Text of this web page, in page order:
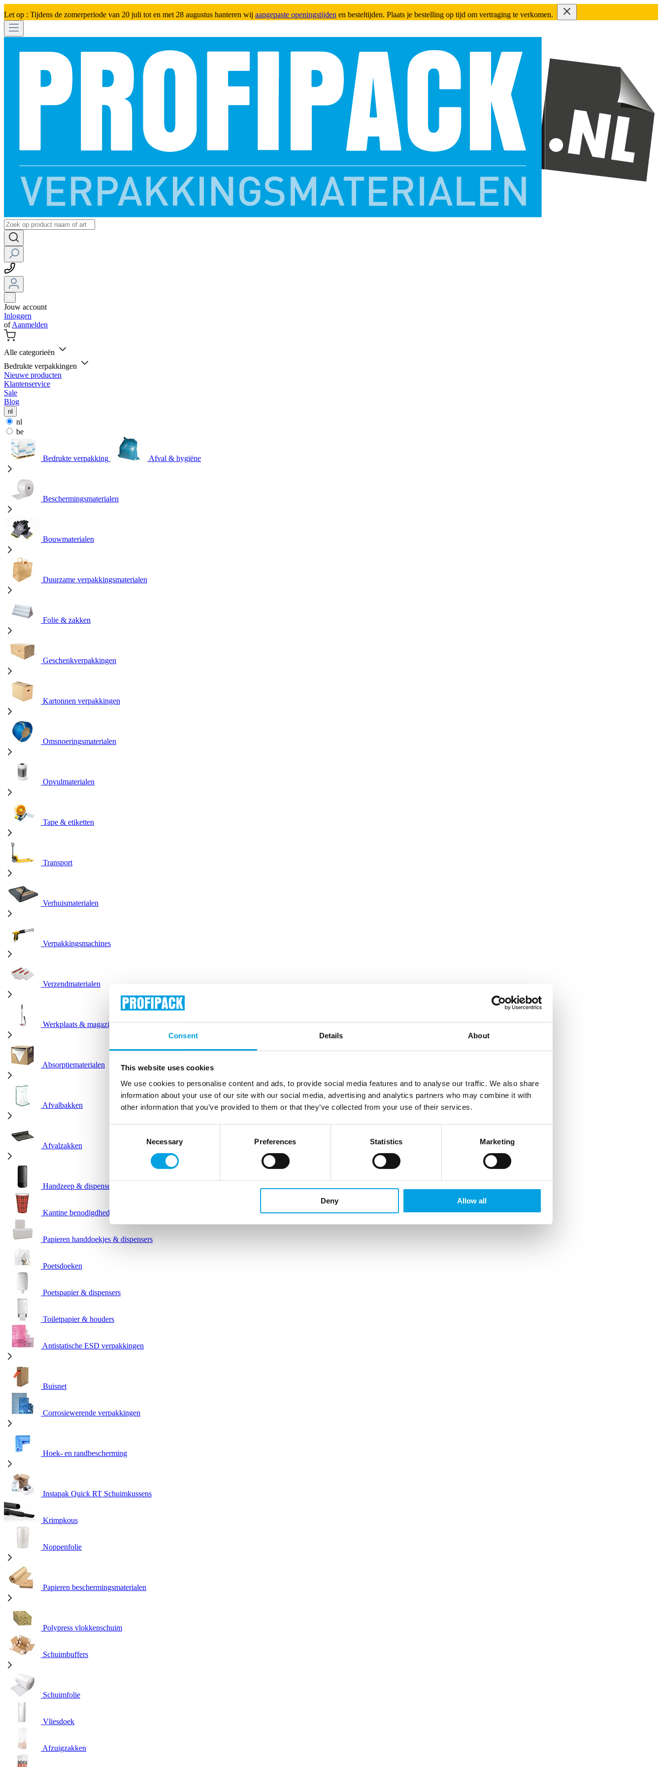
Consent Details About
This website uses cookies
We use cookies to personalise content and ads, to provide social media features and to analyse our traffic. We also share
information about your use of our site with our social media, advertising and analytics partners who may combine it with
other information that you’ve provided to them or that they’ve collected from your use of their services.
Necessary Preferences Statistics Marketing
Deny Allow all
Let op : Tijdens de zomerperiode van 20 juli tot en met 28 augustus hanteren wij aangepaste openingstijden en besteltijden. Plaats je bestelling op tijd om vertraging te verkomen.
Jouw account
Inloggen
ofAanmelden
Alle categorieën
Bedrukte verpakkingen
Nieuwe producten
Klantenservice
Sale
Blog
nl
nl
be
Bedrukte verpakking Afval & hygiëne
Beschermingsmaterialen
Bouwmaterialen
Duurzame verpakkingsmaterialen
Folie & zakken
Geschenkverpakkingen
Kartonnen verpakkingen
Omsnoeringsmaterialen
Opvulmaterialen
Tape & etiketten
Transport
Verhuismaterialen
Verpakkingsmachines
Verzendmaterialen
Werkplaats & magazijn
Absorptiematerialen
Afvalbakken
Afvalzakken
Handzeep & dispensers
Kantine benodigdheden
Papieren handdoekjes & dispensers
Poetsdoeken
Poetspapier & dispensers
Toiletpapier & houders
Antistatische ESD verpakkingen
Buisnet
Corrosiewerende verpakkingen
Hoek- en randbescherming
Instapak Quick RT Schuimkussens
Krimpkous
Noppenfolie
Papieren beschermingsmaterialen
Polypress vlokkenschuim
Schuimbuffers
Schuimfolie
Vliesdoek
Afzuigzakken